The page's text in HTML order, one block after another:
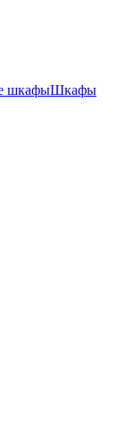
шкафыШкафы